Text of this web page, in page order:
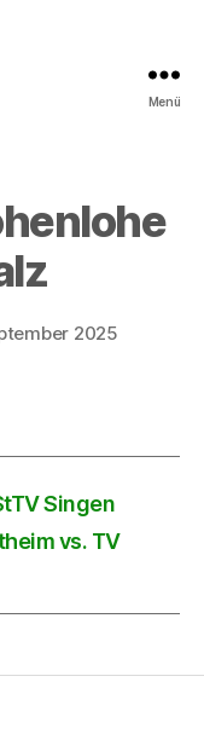
Menü
2025
Singen
vs. TV